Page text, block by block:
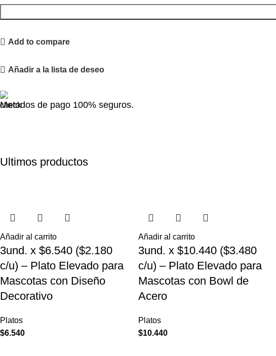
Add to compare
Añadir a la lista de deseo
Metodos de pago 100% seguros.
Ultimos productos
Añadir al carrito
3und. x $6.540 ($2.180
c/u) – Plato Elevado para
Mascotas con Diseño
Decorativo
Platos
$6.540
Añadir al carrito
3und. x $10.440 ($3.480
c/u) – Plato Elevado para
Mascotas con Bowl de
Acero
Platos
$10.440